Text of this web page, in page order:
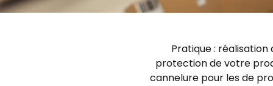
Pratique :
protection de votre
cannelure pour les de